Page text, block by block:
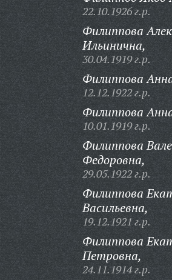
22.10.1926 г.р.
Филиппова
Ильинична,
30.04.1919 г.р.
Филиппова
12.12.1922 г.р.
Филиппова
10.01.1919 г.р.
Филиппова
Федоровна,
29.05.1922 г.р.
Филиппова
Васильевна,
19.12.1921 г.р.
Филиппова
Петровна,
24.11.1914 г.р.